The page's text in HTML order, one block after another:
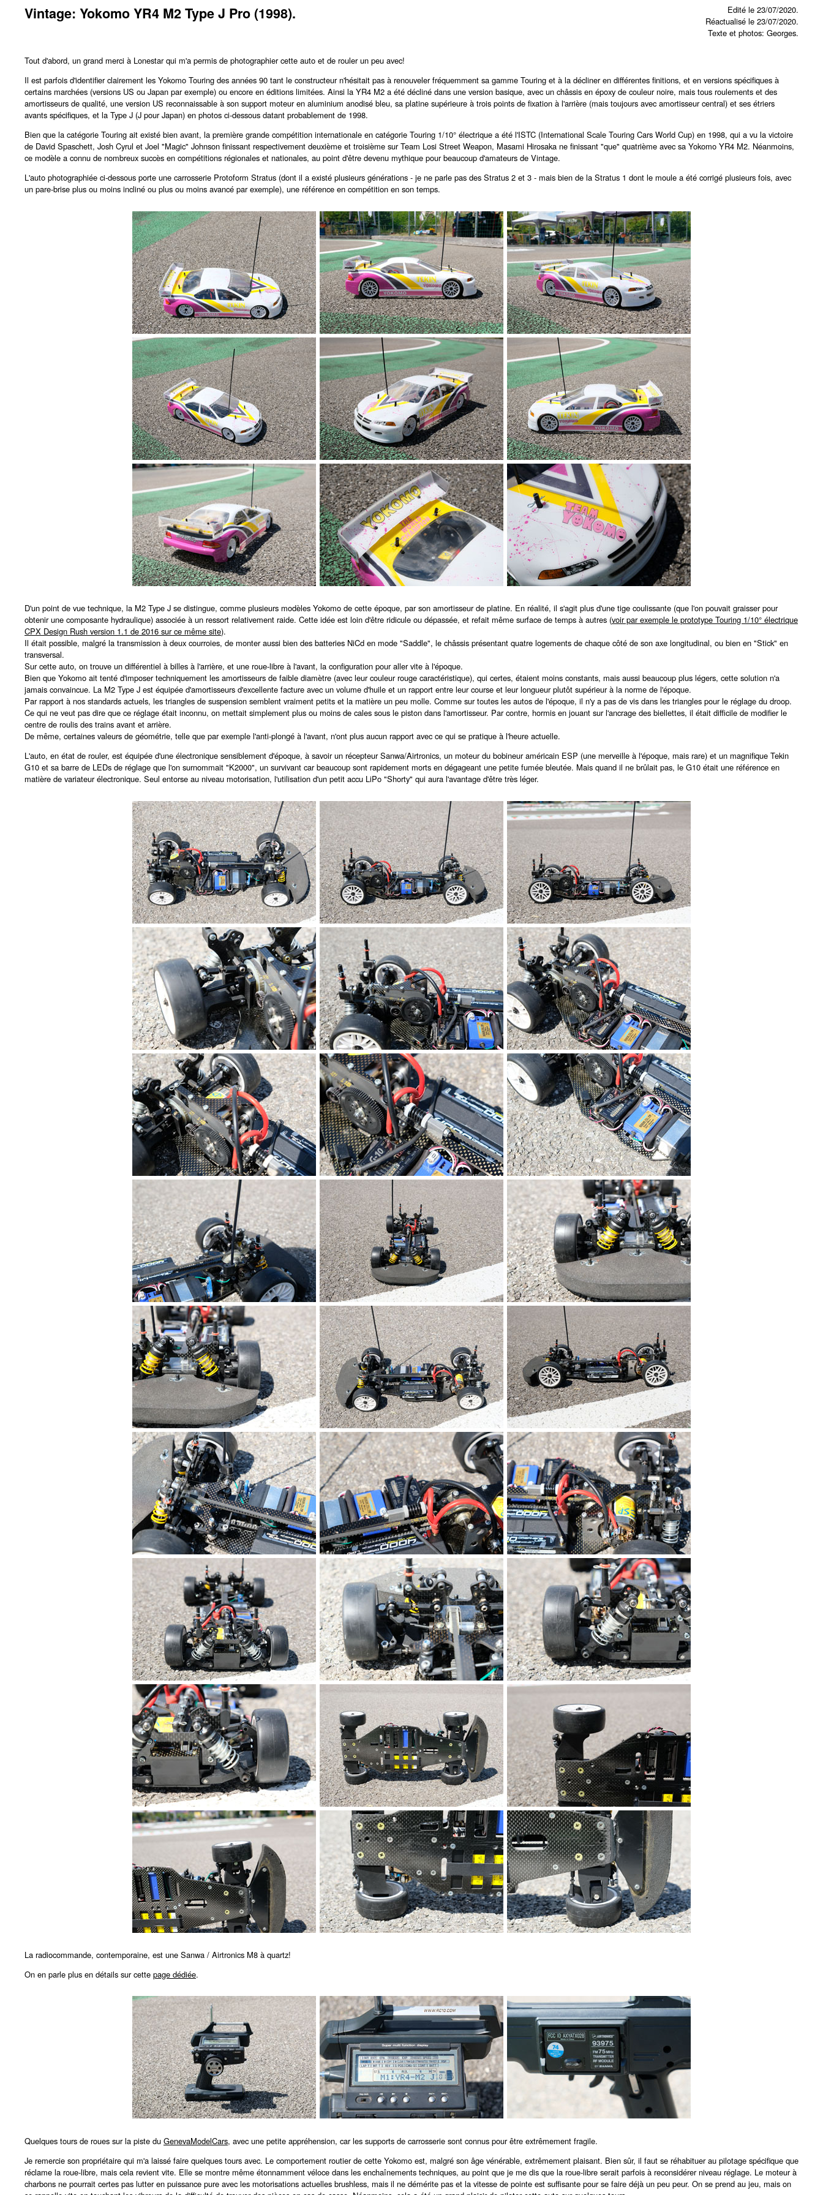
Vintage: Yokomo YR4 M2 Type J Pro (1998).
Edité le 23/07/2020.
Réactualisé le 23/07/2020.
Texte et photos: Georges.
Tout d'abord, un grand merci à Lonestar qui m'a permis de photographier cette auto et de rouler un peu avec!
Il est parfois d'identifier clairement les Yokomo Touring des années 90 tant le constructeur n'hésitait pas à renouveler fréquemment sa gamme Touring et à la décliner en différentes finitions, et en versions spécifiques à
certains marchées (versions US ou Japan par exemple) ou encore en éditions limitées. Ainsi la YR4 M2 a été décliné dans une version basique, avec un châssis en époxy de couleur noire, mais tous roulements et des
amortisseurs de qualité, une version US reconnaissable à son support moteur en aluminium anodisé bleu, sa platine supérieure à trois points de fixation à l'arrière (mais toujours avec amortisseur central) et ses étriers
avants spécifiques, et la Type J (J pour Japan) en photos ci-dessous datant probablement de 1998.
Bien que la catégorie Touring ait existé bien avant, la première grande compétition internationale en catégorie Touring 1/10° électrique a été l'ISTC (International Scale Touring Cars World Cup) en 1998, qui a vu la victoire
de David Spaschett, Josh Cyrul et Joel "Magic" Johnson finissant respectivement deuxième et troisième sur Team Losi Street Weapon, Masami Hirosaka ne finissant "que" quatrième avec sa Yokomo YR4 M2. Néanmoins,
ce modèle a connu de nombreux succès en compétitions régionales et nationales, au point d'être devenu mythique pour beaucoup d'amateurs de Vintage.
L'auto photographiée ci-dessous porte une carrosserie Protoform Stratus (dont il a existé plusieurs générations - je ne parle pas des Stratus 2 et 3 - mais bien de la Stratus 1 dont le moule a été corrigé plusieurs fois, avec
un pare-brise plus ou moins incliné ou plus ou moins avancé par exemple), une référence en compétition en son temps.
D'un point de vue technique, la M2 Type J se distingue, comme plusieurs modèles Yokomo de cette époque, par son amortisseur de platine. En réalité, il s'agit plus d'une tige coulissante (que l'on pouvait graisser pour
obtenir une composante hydraulique) associée à un ressort relativement raide. Cette idée est loin d'être ridicule ou dépassée, et refait même surface de temps à autres (voir par exemple le prototype Touring 1/10° électrique
CPX Design Rush version 1.1 de 2016 sur ce même site).
Il était possible, malgré la transmission à deux courroies, de monter aussi bien des batteries NiCd en mode "Saddle", le châssis présentant quatre logements de chaque côté de son axe longitudinal, ou bien en "Stick" en
transversal.
Sur cette auto, on trouve un différentiel à billes à l'arrière, et une roue-libre à l'avant, la configuration pour aller vite à l'époque.
Bien que Yokomo ait tenté d'imposer techniquement les amortisseurs de faible diamètre (avec leur couleur rouge caractéristique), qui certes, étaient moins constants, mais aussi beaucoup plus légers, cette solution n'a
jamais convaincue. La M2 Type J est équipée d'amortisseurs d'excellente facture avec un volume d'huile et un rapport entre leur course et leur longueur plutôt supérieur à la norme de l'époque.
Par rapport à nos standards actuels, les triangles de suspension semblent vraiment petits et la matière un peu molle. Comme sur toutes les autos de l'époque, il n'y a pas de vis dans les triangles pour le réglage du droop.
Ce qui ne veut pas dire que ce réglage était inconnu, on mettait simplement plus ou moins de cales sous le piston dans l'amortisseur. Par contre, hormis en jouant sur l'ancrage des biellettes, il était difficile de modifier le
centre de roulis des trains avant et arrière.
De même, certaines valeurs de géométrie, telle que par exemple l'anti-plongé à l'avant, n'ont plus aucun rapport avec ce qui se pratique à l'heure actuelle.
L'auto, en état de rouler, est équipée d'une électronique sensiblement d'époque, à savoir un récepteur Sanwa/Airtronics, un moteur du bobineur américain ESP (une merveille à l'époque, mais rare) et un magnifique Tekin
G10 et sa barre de LEDs de réglage que l'on surnommait "K2000", un survivant car beaucoup sont rapidement morts en dégageant une petite fumée bleutée. Mais quand il ne brûlait pas, le G10 était une référence en
matière de variateur électronique. Seul entorse au niveau motorisation, l'utilisation d'un petit accu LiPo "Shorty" qui aura l'avantage d'être très léger.
La radiocommande, contemporaine, est une Sanwa / Airtronics M8 à quartz!
On en parle plus en détails sur cette page dédiée.
Quelques tours de roues sur la piste du GenevaModelCars, avec une petite appréhension, car les supports de carrosserie sont connus pour être extrêmement fragile.
Je remercie son propriétaire qui m'a laissé faire quelques tours avec. Le comportement routier de cette Yokomo est, malgré son âge vénérable, extrêmement plaisant. Bien sûr, il faut se réhabituer au pilotage spécifique que
réclame la roue-libre, mais cela revient vite. Elle se montre même étonnamment véloce dans les enchaînements techniques, au point que je me dis que la roue-libre serait parfois à reconsidérer niveau réglage. Le moteur à
charbons ne pourrait certes pas lutter en puissance pure avec les motorisations actuelles brushless, mais il ne démérite pas et la vitesse de pointe est suffisante pour se faire déjà un peu peur. On se prend au jeu, mais on